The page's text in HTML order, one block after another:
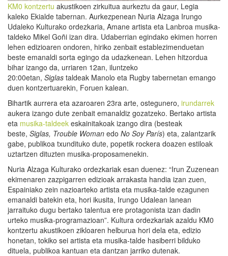
KM0 kontzertu akustikoen zirkuitua aurkeztu da gaur, Legia
kaleko Ekialde tabernan. Aurkezpenean Nuria Alzaga Irungo
Udaleko Kulturako ordezkaria, Amane artista eta Lanbroa musika-
taldeko Mikel Goñi izan dira. Udaberrian egindako ekimen horren
lehen edizioaren ondoren, hiriko zenbait establezimenduetan
beste emanaldi sorta egingo da udazkenean. Lehen hitzordua
bihar izango da, urriaren 12an, iluntzeko
20:00etan, Siglas taldeak Manolo eta Rugby tabernetan emango
duen kontzertuarekin, Foruen kalean.
Bihartik aurrera eta azaroaren 23ra arte, ostegunero, irundarrek
aukera izango dute zenbait emanaldiz gozatzeko. Bertako artista
eta musika-taldeek eskainitakoak izango dira (besteak
beste, Siglas, Trouble Woman edo No Soy París) eta, zalantzarik
gabe, publikoa txundituko dute, popetik rockera doazen estiloak
uztartzen dituzten musika-proposamenekin.
Nuria Alzaga Kulturako ordezkariak esan duenez: “Irun Zuzenean
ekimenaren zazpigarren edizioak arrakasta handia izan zuen,
Espainiako zein nazioarteko artista eta musika-talde ezagunen
emanaldi batekin eta, hori ikusita, Irungo Udalean lanean
jarraituko dugu bertako talentua ere protagonista izan dadin
urteko musika-programazioan”. Kultura ordezkariak azaldu KM0
kontzertu akustikoen zikloaren helburua hori dela eta, edizio
honetan, tokiko sei artista eta musika-talde hasiberri bilduko
dituela, publikoa kantuan eta dantzan jarriko dutenak.